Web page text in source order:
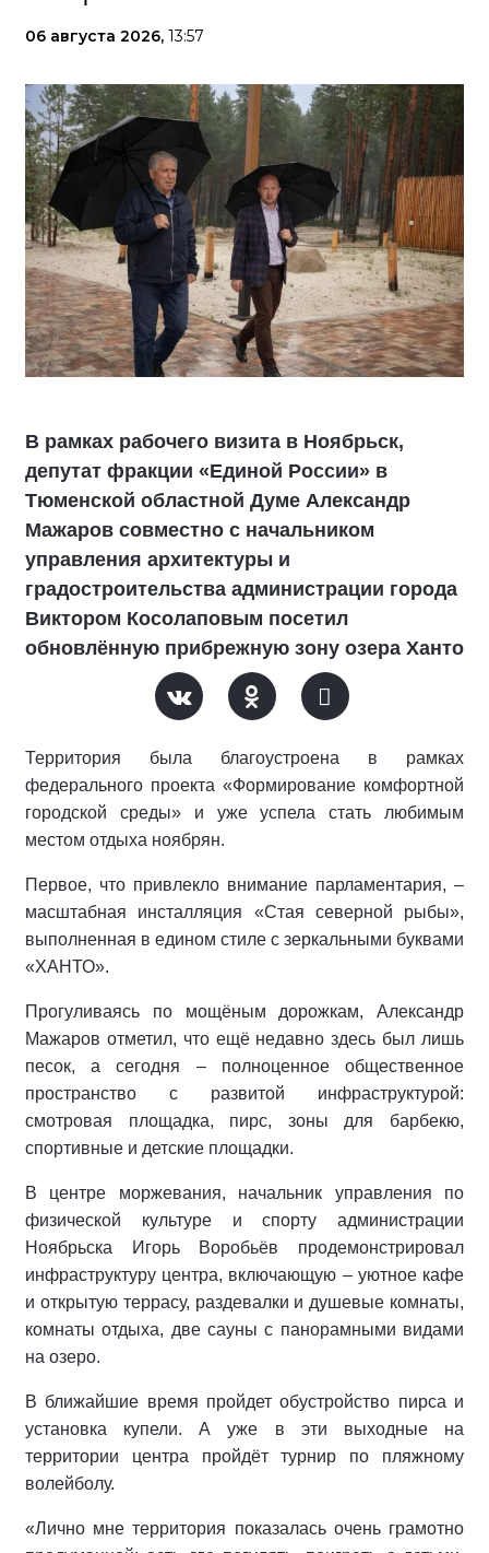
06 августа 2026, 13:57
В рамках рабочего визита в Ноябрьск,
депутат фракции «Единой России» в
Тюменской областной Думе Александр
Мажаров совместно с начальником
управления архитектуры и
градостроительства администрации города
Виктором Косолаповым посетил
обновлённую прибрежную зону озера Ханто
Территория была благоустроена в рамках
федерального проекта «Формирование комфортной
городской среды» и уже успела стать любимым
местом отдыха ноябрян.
Первое, что привлекло внимание парламентария, –
масштабная инсталляция «Стая северной рыбы»,
выполненная в едином стиле с зеркальными буквами
«ХАНТО».
Прогуливаясь по мощёным дорожкам, Александр
Мажаров отметил, что ещё недавно здесь был лишь
песок, а сегодня – полноценное общественное
пространство с развитой инфраструктурой:
смотровая площадка, пирс, зоны для барбекю,
спортивные и детские площадки.
В центре моржевания, начальник управления по
физической культуре и спорту администрации
Ноябрьска Игорь Воробьёв продемонстрировал
инфраструктуру центра, включающую – уютное кафе
и открытую террасу, раздевалки и душевые комнаты,
комнаты отдыха, две сауны с панорамными видами
на озеро.
В ближайшие время пройдет обустройство пирса и
установка купели. А уже в эти выходные на
территории центра пройдёт турнир по пляжному
волейболу.
«Лично мне территория показалась очень грамотно